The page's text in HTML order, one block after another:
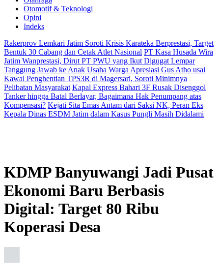
Otomotif & Teknologi
Opini
Indeks
Rakerprov Lemkari Jatim Soroti Krisis Karateka Berprestasi, Target
Bentuk 30 Cabang dan Cetak Atlet Nasional PT Kasa Husada Wira
Jatim Wanprestasi, Dirut PT PWU yang Ikut Digugat Lempar
Tanggung Jawab ke Anak Usaha Warga Apresiasi Gus Atho usai
Kawal Penghentian TPS3R di Magersari, Soroti Minimnya
Pelibatan Masyarakat Kapal Express Bahari 3F Rusak Disenggol
Tanker hingga Batal Berlayar, Bagaimana Hak Penumpang atas
Kompensasi? Kejati Sita Emas Antam dari Saksi NK, Peran Eks
Kepala Dinas ESDM Jatim dalam Kasus Pungli Masih Didalami
KDMP Banyuwangi Jadi Pusat
Ekonomi Baru Berbasis
Digital: Target 80 Ribu
Koperasi Desa